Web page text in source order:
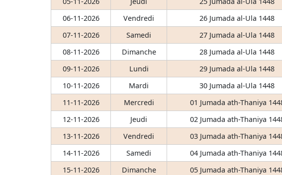
06-11-2026
Vendredi 26 Jumada al-Ula 1448
07-11-2026
Samedi 27 Jumada al-Ula 1448
08-11-2026
Dimanche 28 Jumada al-Ula 1448
09-11-2026
Lundi 29 Jumada al-Ula 1448
10-11-2026
Mardi 30 Jumada al-Ula 1448
11-11-2026
Mercredi 01 Jumada ath-Thaniya
12-11-2026
Jeudi 02 Jumada ath-Thaniya
13-11-2026
Vendredi 03 Jumada ath-Thaniya
14-11-2026
Samedi 04 Jumada ath-Thaniya
15-11-2026
Dimanche 05 Jumada ath-Thaniya